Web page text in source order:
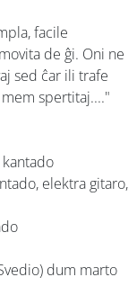
facile
de ĝi. Oni ne
sed ĉar ili trafe
spertitaj...."
elektra gitaro,
dum marto